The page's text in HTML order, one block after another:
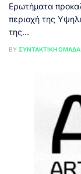
Ερωτήματα
περιοχή της
της...
BY ΣΥΝΤΑΚΤΙΚΉ ΟΜΆΔΑ